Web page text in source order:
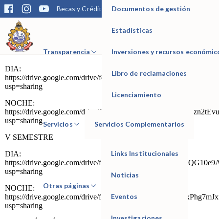
Becas y Créditos Matrícula Trámites Biblioteca
IESTP Manuel Seoane Corrales
Transparencia
Documentos de gestión
Estadísticas
Inversiones y recursos
Libro de reclamaciones
Licenciamiento
Servicios Servicios Complementarios
Otras páginas
Links Institucionales
Noticias
Eventos
RELACIÓN DE ESTUDIANTES QUE HAN SIDO
MATRICULADOS EN EL AÑO LECTIVO 2022-I. Y
MATRICULA DE LAS U.D DE REPITENCIAS O
SUBSANACIÓN.
III SEMESTRE
DIA:
https://drive.google.com/drive/folders/
usp=sharing
NOCHE:
https://drive.google.com/drive/folders/
usp=sharing
V SEMESTRE
DIA:
https://drive.google.com/drive/folders/
usp=sharing
NOCHE:
https://drive.google.com/drive/folders/
usp=sharing